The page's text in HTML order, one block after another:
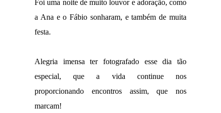
Foi uma noite de muito louvor e adoração, como
a Ana e o Fábio sonharam, e também de muita
festa.
Alegria imensa ter fotografado esse dia tão
especial, que a vida continue nos
proporcionando encontros assim, que nos
marcam!